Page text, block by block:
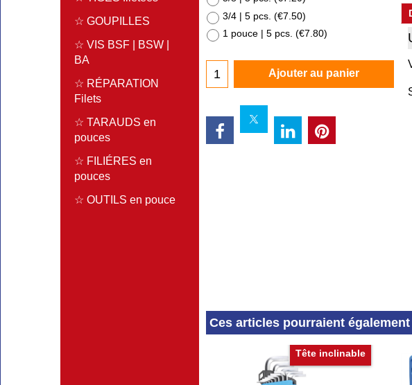
☆ GOUPILLES
☆ VIS BSF | BSW |
BA
☆ RÉPARATION
Filets
☆ TARAUDS en
pouces
☆ FILIÉRES en
pouces
☆ OUTILS en pouce
3/4 | 5 pcs. (€7.50)
1 pouce | 5 pcs. (€7.80)
Ajouter au panier
Ces articles pourraient
Tête inclinable